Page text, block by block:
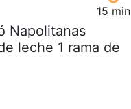
15 min
Napolitanas
leche 1 rama de